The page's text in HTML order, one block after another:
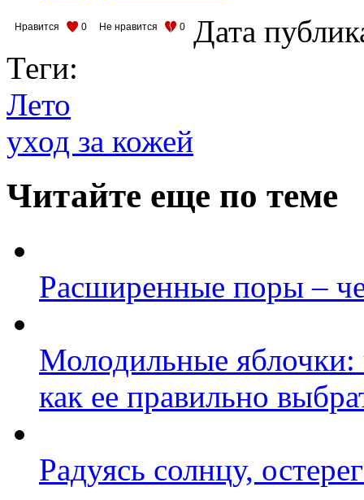
Нравится 0 Не нравится 0
Дата
Теги:
Лето
уход за кожей
Читайте еще по теме
Расширенные поры –
Молодильные яблочки:
как ее правильно
Радуясь солнцу,